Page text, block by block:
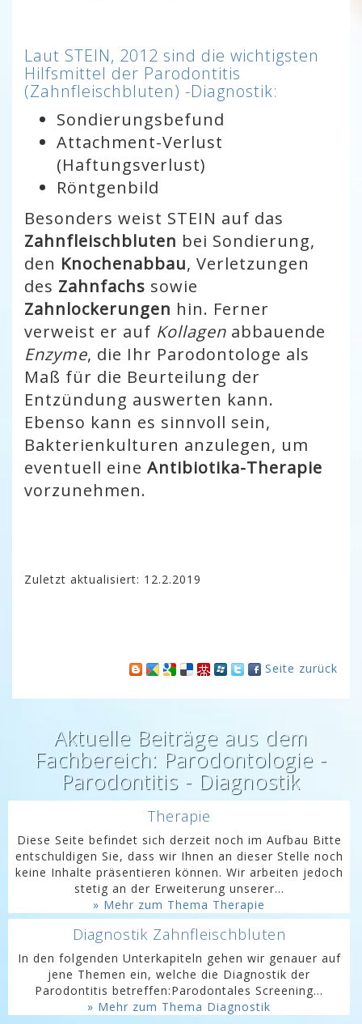
Laut STEIN, 2012 sind die wichtigsten
Hilfsmittel der Parodontitis
(Zahnfleischbluten) -Diagnostik:
Sondierungsbefund
Attachment-Verlust
(Haftungsverlust)
Röntgenbild
Besonders weist STEIN auf das
Zahnfleischbluten bei Sondierung,
den Knochenabbau, Verletzungen
des Zahnfachs sowie
Zahnlockerungen hin. Ferner
verweist er auf Kollagen abbauende
Enzyme, die Ihr Parodontologe als
Maß für die Beurteilung der
Entzündung auswerten kann.
Ebenso kann es sinnvoll sein,
Bakterienkulturen anzulegen, um
eventuell eine Antibiotika-Therapie
vorzunehmen.
Zuletzt aktualisiert: 12.2.2019
Seite zurück
Aktuelle Beiträge aus dem
Fachbereich: Parodontologie -
Parodontitis - Diagnostik
Therapie
Diese Seite befindet sich derzeit noch im Aufbau Bitte
entschuldigen Sie, dass wir Ihnen an dieser Stelle noch
keine Inhalte präsentieren können. Wir arbeiten jedoch
stetig an der Erweiterung unserer...
» Mehr zum Thema Therapie
Diagnostik Zahnfleischbluten
In den folgenden Unterkapiteln gehen wir genauer auf
jene Themen ein, welche die Diagnostik der
Parodontitis betreffen:Parodontales Screening...
» Mehr zum Thema Diagnostik